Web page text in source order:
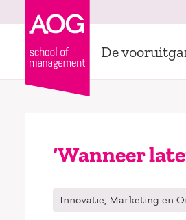
De
‘Wanneer
Innovatie, Marketing en